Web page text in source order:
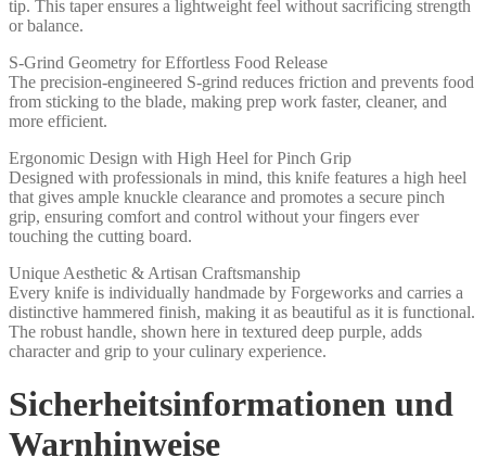
tip. This taper ensures a lightweight feel without sacrificing strength
or balance.
S-Grind Geometry for Effortless Food Release
The precision-engineered S-grind reduces friction and prevents food
from sticking to the blade, making prep work faster, cleaner, and
more efficient.
Ergonomic Design with High Heel for Pinch Grip
Designed with professionals in mind, this knife features a high heel
that gives ample knuckle clearance and promotes a secure pinch
grip, ensuring comfort and control without your fingers ever
touching the cutting board.
Unique Aesthetic & Artisan Craftsmanship
Every knife is individually handmade by Forgeworks and carries a
distinctive hammered finish, making it as beautiful as it is functional.
The robust handle, shown here in textured deep purple, adds
character and grip to your culinary experience.
Sicherheitsinformationen und
Warnhinweise